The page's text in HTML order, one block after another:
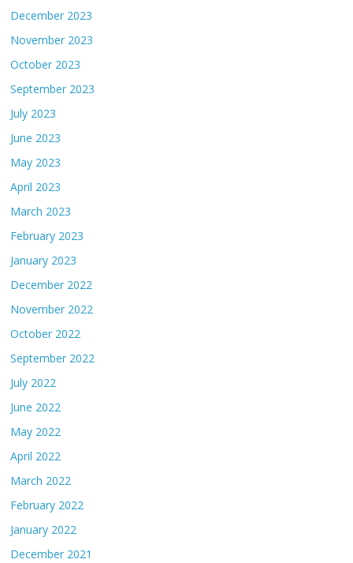
December 2023
November 2023
October 2023
September 2023
July 2023
June 2023
May 2023
April 2023
March 2023
February 2023
January 2023
December 2022
November 2022
October 2022
September 2022
July 2022
June 2022
May 2022
April 2022
March 2022
February 2022
January 2022
December 2021